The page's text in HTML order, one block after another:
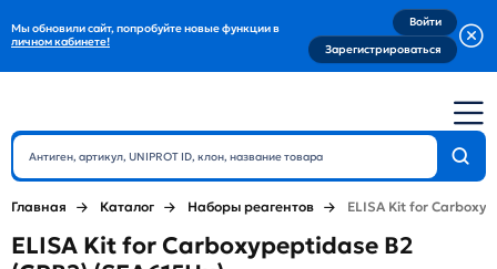
Мы обновили сайт, попробуйте новые функции в
личном кабинете!
Войти
Зарегистрироваться
Главная Каталог Наборы реагентов ELISA Kit for
ELISA Kit for Carboxypeptidase B2